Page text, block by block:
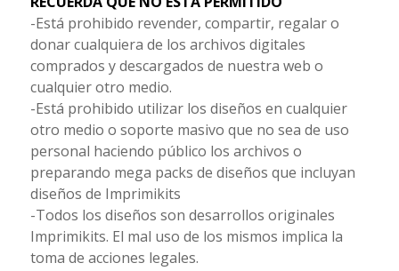
-Está prohibido revender, compartir, regalar o
donar cualquiera de los archivos digitales
comprados y descargados de nuestra web o
cualquier otro medio.
-Está prohibido utilizar los diseños en cualquier
otro medio o soporte masivo que no sea de uso
personal haciendo público los archivos o
preparando mega packs de diseños que incluyan
diseños de Imprimikits
-Todos los diseños son desarrollos originales
Imprimikits. El mal uso de los mismos implica la
toma de acciones legales.